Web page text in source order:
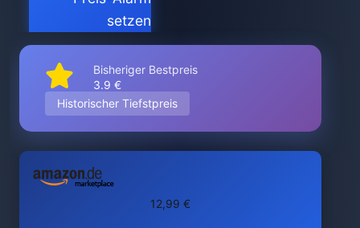
setzen
Bisheriger Bestpreis
3.9 €
Historischer Tiefstpreis
12,99 €